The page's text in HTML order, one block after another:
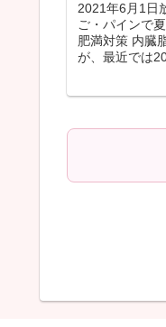
2021年6月1日
ご・パインで
肥満対策 内臓
が、最近では